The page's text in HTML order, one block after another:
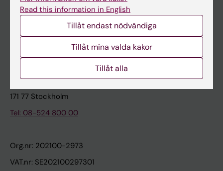
Stöd forskning och utbildning
Karolinska Institutet Innovation
Kontakta presstjänsten
Karolinska Institutet
171 77 Stockholm
Tel: 08-524 800 00
Org.nr: 202100-2973
VAT.nr: SE202100297301
Read this information in English
Tillåt endast nödvändiga
Tillåt mina valda kakor
Tillåt alla